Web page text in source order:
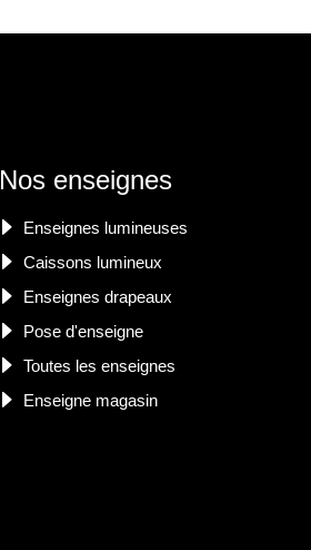
Nos enseignes
Enseignes lumineuses
Caissons lumineux
Enseignes drapeaux
Pose d'enseigne
Toutes les enseignes
Enseigne magasin